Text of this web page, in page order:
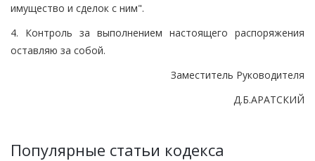
имущество и сделок с ним".
4. Контроль за выполнением настоящего распоряжения
оставляю за собой.
Заместитель Руководителя
Д.Б.АРАТСКИЙ
Популярные статьи кодекса